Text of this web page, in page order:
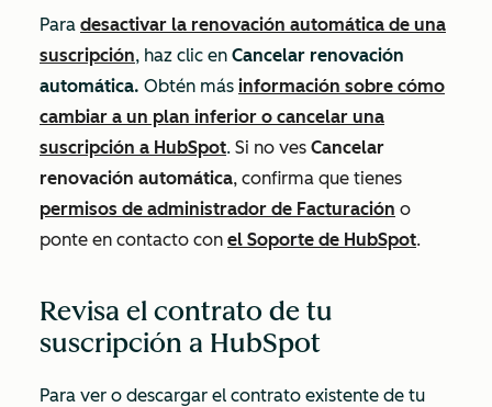
Para desactivar la renovación automática de una
suscripción, haz clic en Cancelar renovación
automática. Obtén más información sobre cómo
cambiar a un plan inferior o cancelar una
suscripción a HubSpot. Si no ves Cancelar
renovación automática, confirma que tienes
permisos de administrador de Facturación o
ponte en contacto con el Soporte de HubSpot.
Revisa el contrato de tu
suscripción a HubSpot
Para ver o descargar el contrato existente de tu